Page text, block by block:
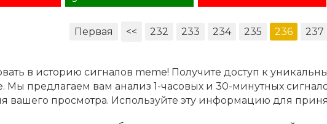
Первая << 232 233 234 235 236 237
в историю сигналов meme! Получите доступ к
Мы предлагаем вам анализ 1-часовых и 30-минутных
вашего просмотра. Используйте эту информацию для